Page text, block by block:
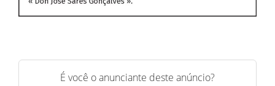
É você o anunciante deste anúncio?